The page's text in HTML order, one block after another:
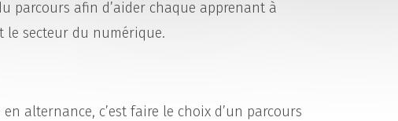
parcours afin d’aider chaque apprenant à
le secteur du numérique.
alternance, c’est faire le choix d’un parcours